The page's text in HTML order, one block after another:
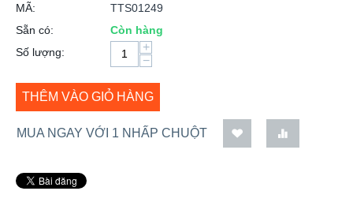
MÃ:
TTS01249
Sẵn có:
Còn hàng
Số lượng:
+
−
THÊM VÀO GIỎ HÀNG
MUA NGAY VỚI 1 NHẤP CHUỘT